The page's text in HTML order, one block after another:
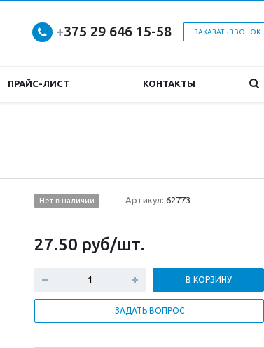
ЗАКАЗАТЬ ЗВОНОК
+375 29 646 15-58
ПРАЙС-ЛИСТ КОНТАКТЫ
Нет в наличии Артикул:62773
27.50 руб/шт.
В КОРЗИНУ
ЗАДАТЬ ВОПРОС